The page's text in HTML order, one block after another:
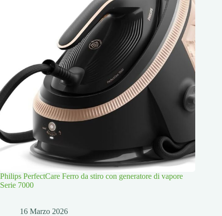
Philips PerfectCare Ferro da stiro con generatore di vapore
Serie 7000
16 Marzo 2026